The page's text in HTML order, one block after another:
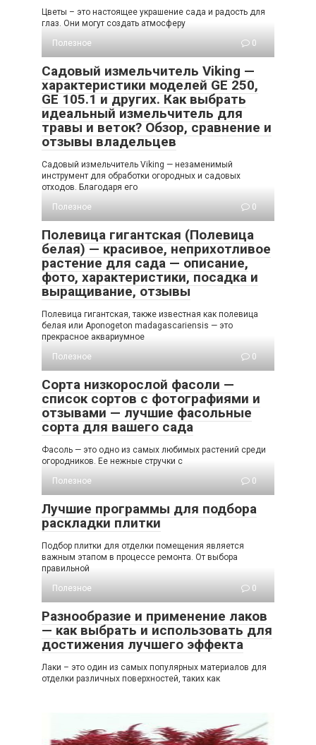
Цветы – это настоящее украшение сада и радость для
глаз. Они могут создать атмосферу
Полезное
0
Садовый измельчитель Viking —
характеристики моделей GE 250,
GE 105.1 и других. Как выбрать
идеальный измельчитель для
травы и веток? Обзор, сравнение и
отзывы владельцев
Садовый измельчитель Viking — незаменимый
инструмент для обработки огородных и садовых
отходов. Благодаря его
Полезное
0
Полевица гигантская (Полевица
белая) — красивое, неприхотливое
растение для сада — описание,
фото, характеристики, посадка и
выращивание, отзывы
Полевица гигантская, также известная как полевица
белая или Aponogeton madagascariensis — это
прекрасное аквариумное
Полезное
0
Сорта низкорослой фасоли —
список сортов с фотографиями и
отзывами — лучшие фасольные
сорта для вашего сада
Фасоль — это одно из самых любимых растений среди
огородников. Ее нежные стручки с
Полезное
0
Лучшие программы для подбора
раскладки плитки
Подбор плитки для отделки помещения является
важным этапом в процессе ремонта. От выбора
правильной
Полезное
0
Разнообразие и применение лаков
— как выбрать и использовать для
достижения лучшего эффекта
Лаки – это один из самых популярных материалов для
отделки различных поверхностей, таких как